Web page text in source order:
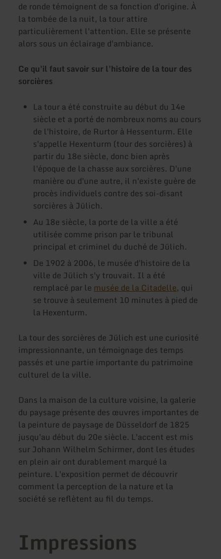
de ronde témoignent de sa fonction d'origine. À
la tombée de la nuit, la tour attire
particulièrement l'attention. Elle se présente
alors sous un éclairage d'ambiance.
Ce qu'il faut savoir sur l'histoire de la tour des
sorcières
La tour a été construite au début du 14e
siècle et a porté de nombreux noms au cours
de l'histoire, de Rurtor à Hessenturm. Elle
s'appelle Hexenturm (tour des sorcières) à
partir du 18e siècle, donc bien après
l'époque de la chasse aux sorcières. D'une
manière ou d'une autre, il n'existe guère de
procès individuels contre des soi-disant
sorcières à Jülich.
Au 18e siècle, la porte de la ville a été
utilisée comme prison par le tribunal
principal et criminel du duché de Jülich.
De 1902 à 2006, le musée d'histoire de la
ville de Jülich s'y trouvait. Il a été
remplacé par le musée de la Citadelle, qui
se trouve à seulement 10 minutes à pied de
la Hexenturm.
La tour des sorcières de Jülich est une curiosité
impressionnante, un témoignage des temps
passés et une partie importante du patrimoine
culturel de la ville.
Dans la maison de la culture voisine, la galerie
du paysage présente des œuvres importantes de
la peinture de paysage de Düsseldorf de 1825
jusqu'au début du 20e siècle. L'accent est mis
sur Johann Wilhelm Schirmer, dont les études
en plein air ont durablement marqué la
peinture. L'exposition permet de découvrir
comment la perception de la nature et la
société se reflètent au fil du temps.
Impressions